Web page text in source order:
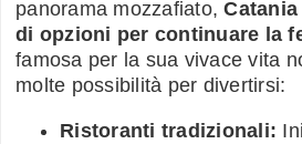
panorama mozzafiato,
di opzioni per continuare la
famosa per la sua vivace vita
molte possibilità per divertirsi:
Ristoranti tradizionali: